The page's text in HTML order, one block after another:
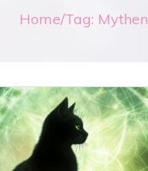
Home/Tag: Mythen